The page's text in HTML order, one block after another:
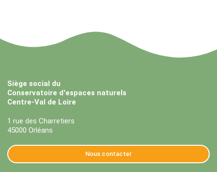
Siège social du
Conservatoire d'espaces naturels
Centre-Val de Loire
1 rue des Charretiers
45000 Orléans
Nous contacter